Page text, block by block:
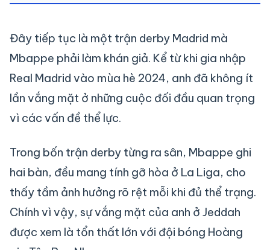
Đây tiếp tục là một trận derby Madrid mà
Mbappe phải làm khán giả. Kể từ khi gia nhập
Real Madrid vào mùa hè 2024, anh đã không ít
lần vắng mặt ở những cuộc đối đầu quan trọng
vì các vấn đề thể lực.
Trong bốn trận derby từng ra sân, Mbappe ghi
hai bàn, đều mang tính gỡ hòa ở La Liga, cho
thấy tầm ảnh hưởng rõ rệt mỗi khi đủ thể trạng.
Chính vì vậy, sự vắng mặt của anh ở Jeddah
được xem là tổn thất lớn với đội bóng Hoàng